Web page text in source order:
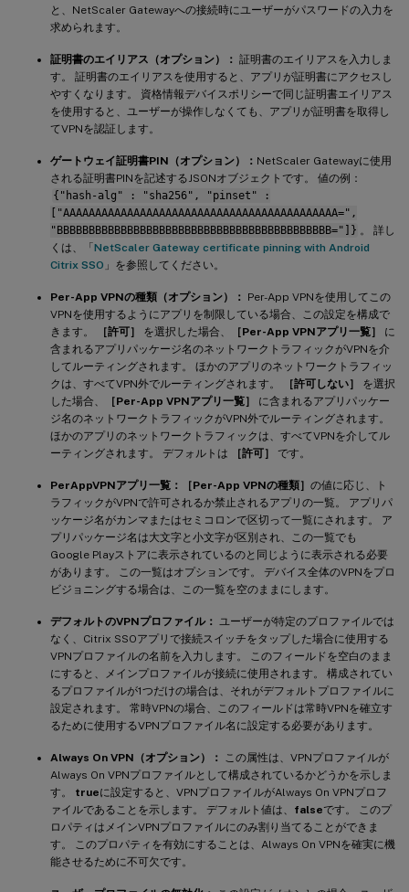
と、NetScaler Gatewayへの接続時にユーザーがパスワードの入力を
求められます。
証明書のエイリアス（オプション）： 証明書のエイリアスを入力しま
す。 証明書のエイリアスを使用すると、アプリが証明書にアクセスし
やすくなります。 資格情報デバイスポリシーで同じ証明書エイリアス
を使用すると、ユーザーが操作しなくても、アプリが証明書を取得し
てVPNを認証します。
ゲートウェイ証明書PIN（オプション）： NetScaler Gatewayに使用
される証明書PINを記述するJSONオブジェクトです。 値の例：
{"hash-alg" : "sha256", "pinset" :
["AAAAAAAAAAAAAAAAAAAAAAAAAAAAAAAAAAAAAAAAAAA=",
"BBBBBBBBBBBBBBBBBBBBBBBBBBBBBBBBBBBBBBBBBBB="]} 。 詳し
くは、「NetScaler Gateway certificate pinning with Android
Citrix SSO 」を参照してください。
Per-App VPNの種類（オプション）：
Per-App VPNを使用してこの
VPNを使用するようにアプリを制限している場合、この設定を構成で
きます。
［許可］ を選択した場合、 ［Per-App VPNアプリ一覧］
に
含まれるアプリパッケージ名のネットワークトラフィックがVPNを介
してルーティングされます。 ほかのアプリのネットワークトラフィッ
クは、すべてVPN外でルーティングされます。
［許可しない］
を選択
した場合、
［Per-App VPNアプリ一覧］
に含まれるアプリパッケー
ジ名のネットワークトラフィックがVPN外でルーティングされます。
ほかのアプリのネットワークトラフィックは、すべてVPNを介してル
ーティングされます。 デフォルトは
［許可］ です。
PerAppVPNアプリ一覧： ［Per-App VPNの種類］ の値に応じ、ト
ラフィックがVPNで許可されるか禁止されるアプリの一覧。 アプリパ
ッケージ名がカンマまたはセミコロンで区切って一覧にされます。 ア
プリパッケージ名は大文字と小文字が区別され、この一覧でも
Google Playストアに表示されているのと同じように表示される必要
があります。 この一覧はオプションです。 デバイス全体のVPNをプロ
ビジョニングする場合は、この一覧を空のままにします。
デフォルトのVPNプロファイル：
ユーザーが特定のプロファイルでは
なく、Citrix SSOアプリで接続スイッチをタップした場合に使用する
VPNプロファイルの名前を入力します。 このフィールドを空白のまま
にすると、メインプロファイルが接続に使用されます。 構成されてい
るプロファイルが1つだけの場合は、それがデフォルトプロファイルに
設定されます。 常時VPNの場合、このフィールドは常時VPNを確立す
るために使用するVPNプロファイル名に設定する必要があります。
Always On VPN（オプション）：
この属性は、VPNプロファイルが
Always On VPNプロファイルとして構成されているかどうかを示しま
す。 trueに設定すると、VPNプロファイルがAlways On VPNプロフ
ァイルであることを示します。 デフォルト値は、 falseです。 このプ
ロパティはメインVPNプロファイルにのみ割り当てることができま
す。 このプロパティを有効にすることは、Always On VPNを確実に機
能させるために不可欠です。